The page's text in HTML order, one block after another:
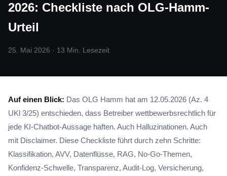
2026: Checkliste nach OLG-Hamm-
Urteil
25. Mai 2026 · 13 Min. Lesezeit
Auf einen Blick: Das OLG Hamm hat am 12.05.2026 (Az. 4
UKl 3/25) entschieden, dass Betreiber wettbewerbsrechtlich für
jede KI-Chatbot-Aussage haften. Auch Halluzinationen. Auch
mit Disclaimer. Diese Checkliste führt durch zehn Schritte:
Klassifikation, AVV, Datenflüsse, RAG, No-Go-Themen,
Konfidenz-Schwelle, Transparenz, Audit-Log, Versicherung,